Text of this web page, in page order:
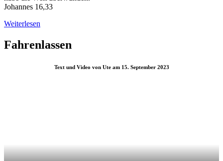
Johannes 16,33
Weiterlesen
Fahrenlassen
Text und Video von Ute am 15. September 2023